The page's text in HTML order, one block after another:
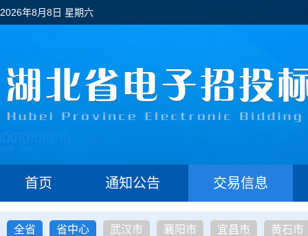
2026年8月8日 星期六
首页 通知公告 交易信息
全省 省中心 武汉市 襄阳市 宜昌市
黄石市